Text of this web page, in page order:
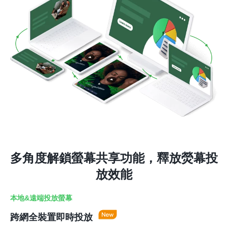
多角度解鎖螢幕共享功能，釋放熒幕投
放效能
本地&遠端投放螢幕
跨網全裝置即時投放